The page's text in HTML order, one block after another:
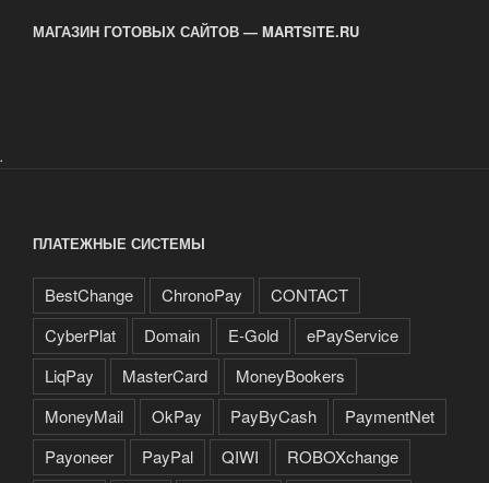
МАГАЗИН ГОТОВЫХ САЙТОВ — MARTSITE.RU
.
ПЛАТЕЖНЫЕ СИСТЕМЫ
BestChange ChronoPay
CONTACT
CyberPlat
Domain E-Gold
ePayService
LiqPay
MasterCard
MoneyBookers
MoneyMail
OkPay PayByCash
PaymentNet
Payoneer
PayPal QIWI
ROBOXchange